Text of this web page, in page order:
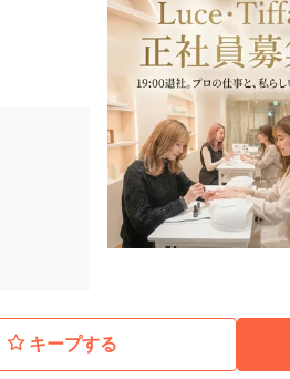
キープする